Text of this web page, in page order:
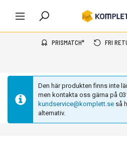
PRISMATCH* FRI
Den här produkten finns inte
men kontakta oss gärna på
kundservice@komplett.se så
alternativ.